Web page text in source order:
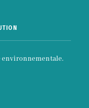
environnementale.